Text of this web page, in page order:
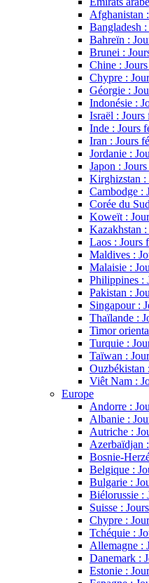
Afghanistan
Bangladesh
Bahreïn :
Brunei :
Chine :
Chypre :
Géorgie :
Indonésie :
Israël : Jours
Inde : Jours
Iran : Jours
Jordanie :
Japon :
Kirghizstan :
Cambodge :
Corée du
Koweït :
Kazakhstan
Laos : Jours
Maldives :
Malaisie :
Philippines :
Pakistan :
Singapour :
Thaïlande :
Timor
Turquie :
Taïwan :
Ouzbékistan
Viêt Nam :
Europe
Andorre :
Albanie :
Autriche :
Azerbaïdjan
Bosnie-
Belgique :
Bulgarie :
Biélorussie :
Suisse :
Chypre :
Tchéquie :
Allemagne :
Danemark :
Estonie :